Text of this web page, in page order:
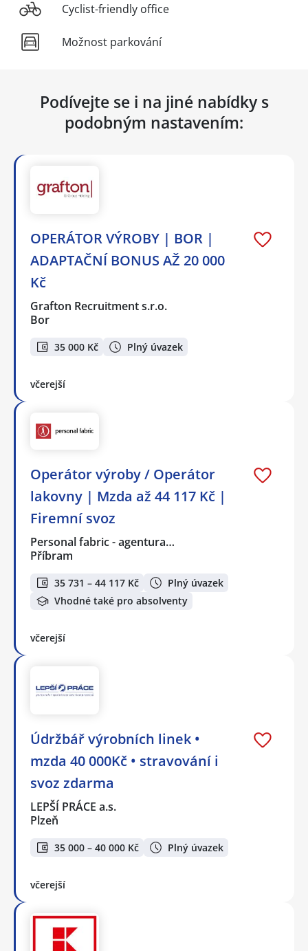
Cyclist-friendly office
Možnost parkování
Podívejte se i na jiné nabídky s
podobným nastavením:
OPERÁTOR VÝROBY | BOR |
ADAPTAČNÍ BONUS AŽ 20 000
Kč
Grafton Recruitment s.r.o.
Bor
35 000 Kč Plný úvazek
včerejší
Operátor výroby / Operátor
lakovny | Mzda až 44 117 Kč |
Firemní svoz
Personal fabric - agentura…
Příbram
35 731 – 44 117 Kč
Plný úvazek
Vhodné také pro absolventy
včerejší
Údržbář výrobních linek •
mzda 40 000Kč • stravování i
svoz zdarma
LEPŠÍ PRÁCE a.s.
Plzeň
35 000 – 40 000 Kč Plný úvazek
včerejší